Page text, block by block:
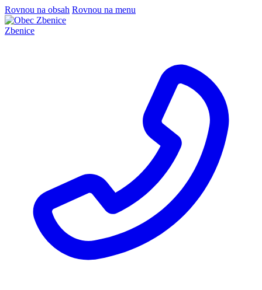
Rovnou na obsah Rovnou na menu
Zbenice